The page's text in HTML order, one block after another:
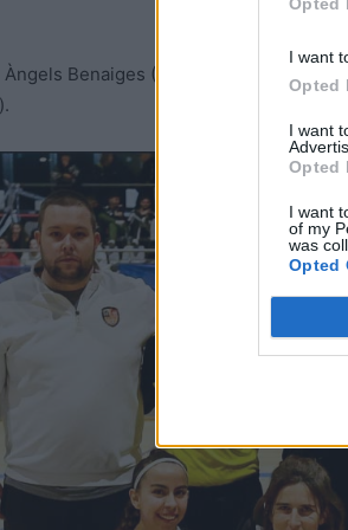
I want
Opted
I want
Opted
I want
of my
was
Opted
Àngels Benaiges (1′); 2-0, Àngels